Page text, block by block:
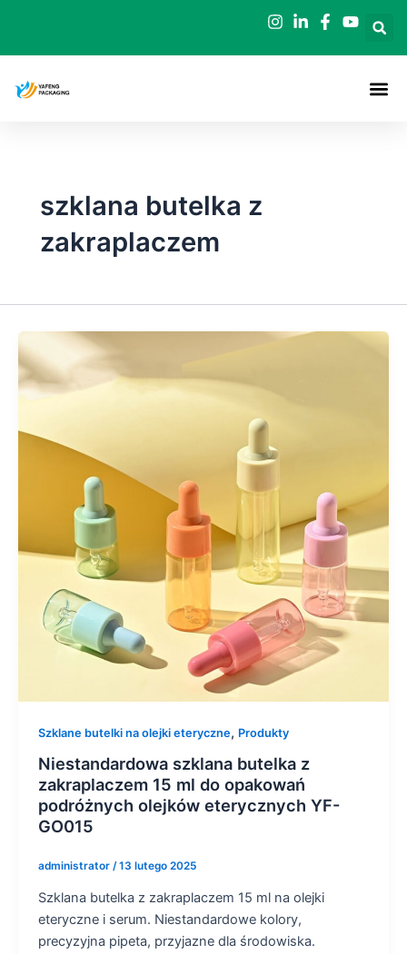
treści
szklana butelka z
zakraplaczem
Szklane butelki na olejki eteryczne, Produkty
Niestandardowa szklana butelka z
zakraplaczem 15 ml do opakowań
podróżnych olejków eterycznych YF-
GO015
administrator /13 lutego 2025
Szklana butelka z zakraplaczem 15 ml na olejki
eteryczne i serum. Niestandardowe kolory,
precyzyjna pipeta, przyjazne dla środowiska.